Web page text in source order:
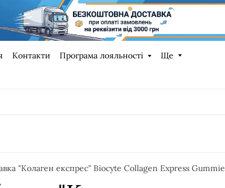
Контакти Програма лояльності Ще
"Колаген експрес" Biocyte Collagen Express